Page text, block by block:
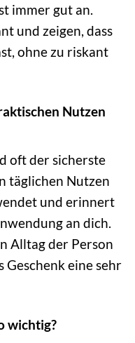
immer gut an.
und zeigen, dass
ohne zu riskant
Nutzen
oft der sicherste
täglichen Nutzen
und erinnert
an dich.
Alltag der Person
Geschenk eine sehr
wichtig?